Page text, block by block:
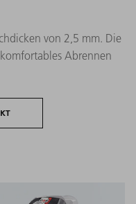
von 2,5 mm. Die
Abrennen